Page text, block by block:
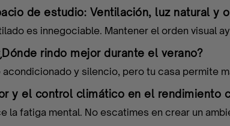
de estudio: Ventilación, luz natural y
es innegociable. Mantener el orden visual
rindo mejor durante el verano?
y silencio, pero tu casa permite
y el control climático en el rendimiento
la fatiga mental. No escatimes en crear un